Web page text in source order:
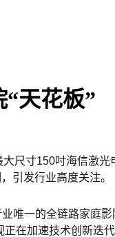
天花板”
大尺寸150吋海信激
引发行业高度关注。
唯一的全链路家庭
在加速技术创新迭